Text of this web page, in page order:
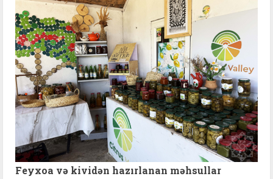
Feyxoa və kividən hazırlanan məhsullar